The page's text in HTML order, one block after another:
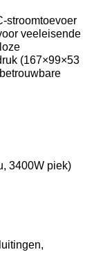
stroomtoevoer
veeleisende
(167×99×53
3400W piek)